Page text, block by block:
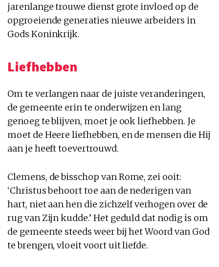
jarenlange trouwe dienst grote invloed op de
opgroeiende generaties nieuwe arbeiders in
Gods Koninkrijk.
Liefhebben
Om te verlangen naar de juiste veranderingen,
de gemeente erin te onderwijzen en lang
genoeg te blijven, moet je ook liefhebben. Je
moet de Heere liefhebben, en de mensen die Hij
aan je heeft toevertrouwd.
Clemens, de bisschop van Rome, zei ooit:
‘Christus behoort toe aan de nederigen van
hart, niet aan hen die zichzelf verhogen over de
rug van Zijn kudde.’ Het geduld dat nodig is om
de gemeente steeds weer bij het Woord van God
te brengen, vloeit voort uit liefde.